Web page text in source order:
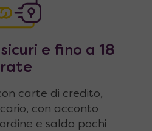
e fino a 18
rate
carte di credito,
con acconto
e saldo pochi